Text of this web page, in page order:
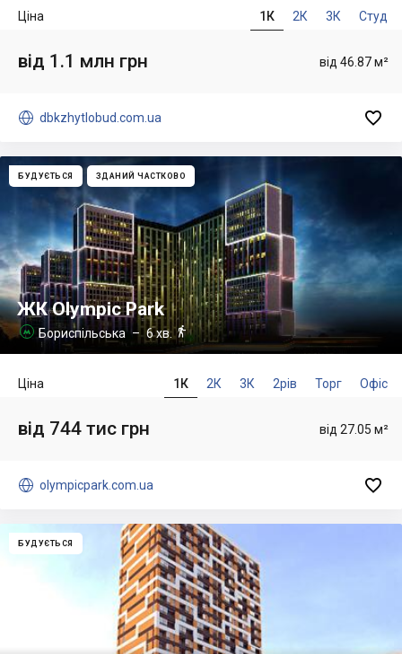
1К 2К 3К Студ
Ціна
від 46.87 м²
від 1.1 млн грн
 dbkzhytlobud.com.ua 
БУДУЄТЬСЯ ЗДАНИЙ ЧАСТКОВО
ЖК Olympic Park
 Бориспільська– 6 хв.
1К 2К 3К 2рів Торг Офіс
Ціна
від 27.05 м²
від 744 тис грн
 olympicpark.com.ua 
БУДУЄТЬСЯ